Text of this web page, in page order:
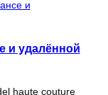
и удалённой